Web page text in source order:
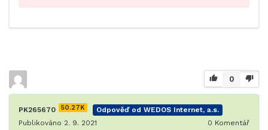
0
PK265670 50.27K
Odpověď od WEDOS Internet, a.s.
Publikováno 2. 9. 2021
0 Komentář